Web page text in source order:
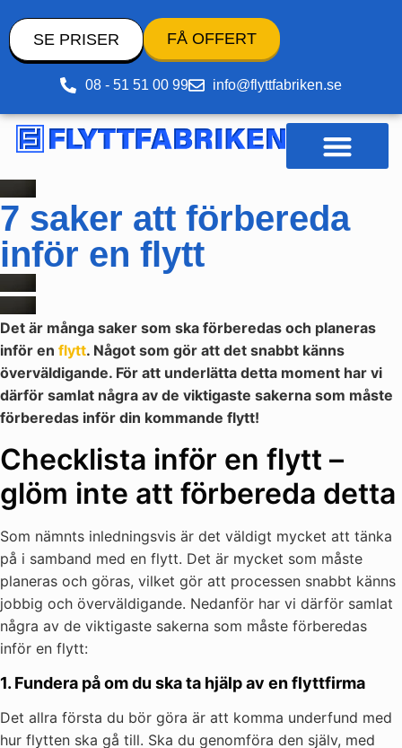
08 - 51 51 00 99 info@flyttfabriken.se
SE PRISER FÅ OFFERT
7 saker att förbereda
inför en flytt
Det är många saker som ska förberedas och planeras
inför en flytt. Något som gör att det snabbt känns
överväldigande. För att underlätta detta moment har vi
därför samlat några av de viktigaste sakerna som måste
förberedas inför din kommande flytt!
Checklista inför en flytt –
glöm inte att förbereda detta
Som nämnts inledningsvis är det väldigt mycket att tänka
på i samband med en flytt. Det är mycket som måste
planeras och göras, vilket gör att processen snabbt känns
jobbig och överväldigande. Nedanför har vi därför samlat
några av de viktigaste sakerna som måste förberedas
inför en flytt:
1. Fundera på om du ska ta hjälp av en flyttfirma
Det allra första du bör göra är att komma underfund med
hur flytten ska gå till. Ska du genomföra den själv, med